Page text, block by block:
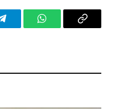
TelegramWhatsAppCopy